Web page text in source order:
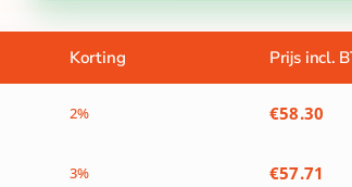
Korting Prijs incl.
2% €58.30
3% €57.71